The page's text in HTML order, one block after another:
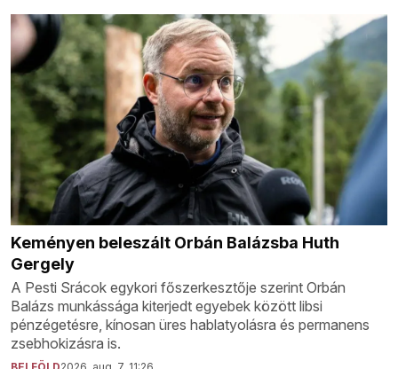
Keményen beleszált Orbán Balázsba Huth
Gergely
A Pesti Srácok egykori főszerkesztője szerint Orbán
Balázs munkássága kiterjedt egyebek között libsi
pénzégetésre, kínosan üres hablatyolásra és permanens
zsebhokizásra is.